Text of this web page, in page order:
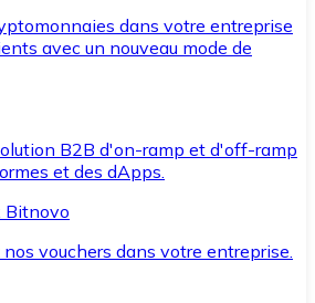
dans votre entreprise
avec un nouveau mode de
B2B d'on-ramp et d'off-ramp
et des dApps.
Bitnovo
vouchers dans votre entreprise.